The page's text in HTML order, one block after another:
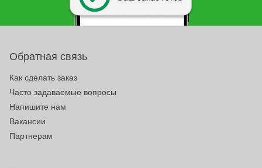
Обратная связь
Как сделать заказ
Часто задаваемые вопросы
Напишите нам
Вакансии
Партнерам